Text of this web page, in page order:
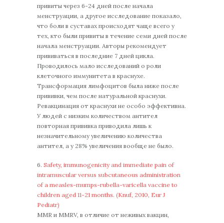
привиты через 6-24 дней после начала
менструации, а другое исследование показало,
что боли в суставах происходят чаще всего у
тех, кто были привиты в течение семи дней после
начала менструации. Авторы рекомендует
прививаться в последние 7 дней цикла.
Проводилось мало исследований о роли
клеточного иммунитета в краснухе.
Трансформация лимфоцитов была ниже после
прививки, чем после натуральной краснухи.
Ревакцинация от краснухи не особо эффективна.
У людей с низким количеством антител
повторная прививка приводила лишь к
незначительному увеличению количества
антител, а у 28% увеличения вообще не было.
6. Safety, immunogenicity and immediate pain of
intramuscular versus subcutaneous administration
of a measles-mumps-rubella-varicella vaccine to
children aged 11-21 months. (Knuf, 2010, Eur J
Pediatr)
MMR и MMRV, в отличие от неживых вакцин,